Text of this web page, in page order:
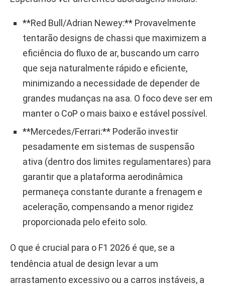
**Red Bull/Adrian Newey:** Provavelmente
tentarão designs de chassi que maximizem a
eficiência do fluxo de ar, buscando um carro
que seja naturalmente rápido e eficiente,
minimizando a necessidade de depender de
grandes mudanças na asa. O foco deve ser em
manter o CoP o mais baixo e estável possível.
**Mercedes/Ferrari:** Poderão investir
pesadamente em sistemas de suspensão
ativa (dentro dos limites regulamentares) para
garantir que a plataforma aerodinâmica
permaneça constante durante a frenagem e
aceleração, compensando a menor rigidez
proporcionada pelo efeito solo.
O que é crucial para o F1 2026 é que, se a
tendência atual de design levar a um
arrastamento excessivo ou a carros instáveis, a